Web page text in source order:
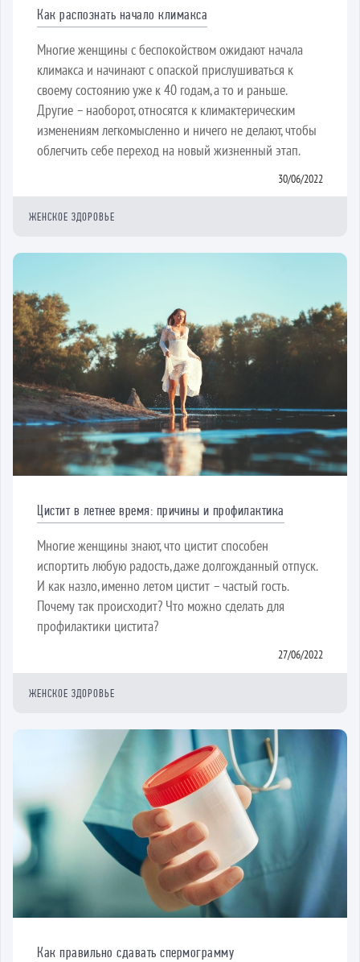
Как распознать начало климакса
Многие женщины с беспокойством ожидают начала
климакса и начинают с опаской прислушиваться к
своему состоянию уже к 40 годам, а то и раньше.
Другие – наоборот, относятся к климактерическим
изменениям легкомысленно и ничего не делают, чтобы
облегчить себе переход на новый жизненный этап.
30/06/2022
ЖЕНСКОЕ ЗДОРОВЬЕ
Цистит в летнее время: причины и профилактика
Многие женщины знают, что цистит способен
испортить любую радость, даже долгожданный отпуск.
И как назло, именно летом цистит – частый гость.
Почему так происходит? Что можно сделать для
профилактики цистита?
27/06/2022
ЖЕНСКОЕ ЗДОРОВЬЕ
Как правильно сдавать спермограмму